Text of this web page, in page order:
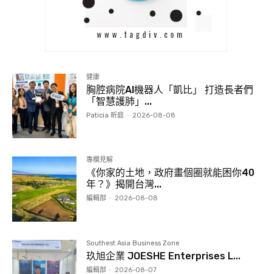
健康
胸腔病院AI機器人「凱比」 打造長者們
「智慧護肺」...
Paticia 昕庭 - 2026-08-08
專欄見解
《你家的土地，政府畫個圈就能困你40
年？》揭開台灣...
編輯部 - 2026-08-08
Southest Asia Business Zone
玖旭企業 JOESHE Enterprises L...
編輯部 - 2026-08-07